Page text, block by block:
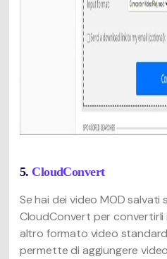
5. CloudConvert
Se hai dei video MOD salvati
CloudConvert per convertirli
altro formato video
permette di aggiungere